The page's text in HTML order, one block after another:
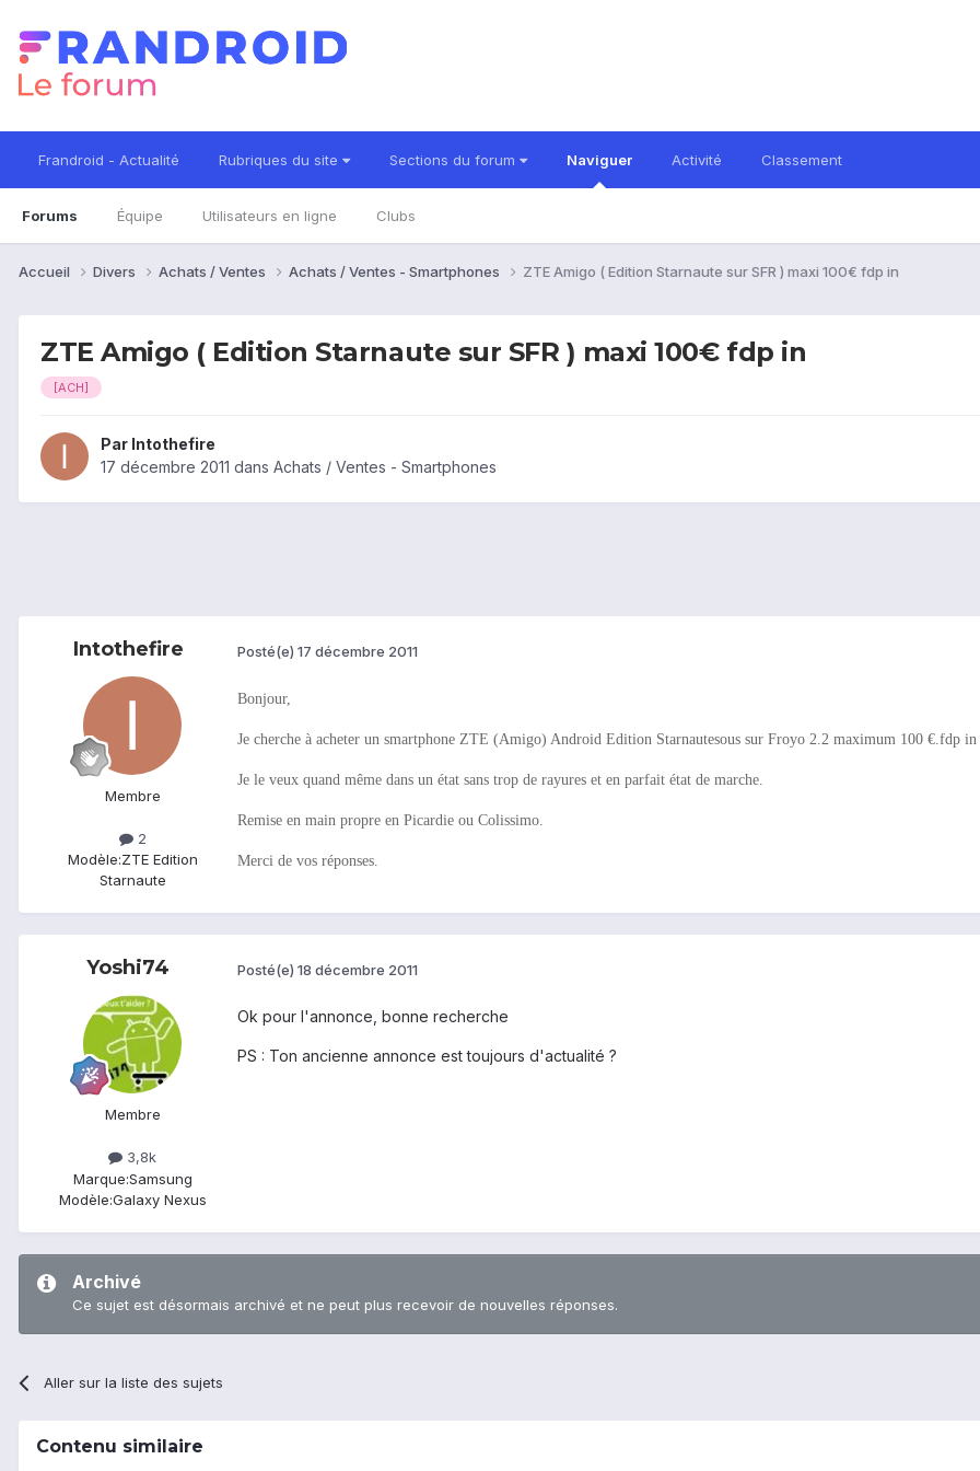
Frandroid - Actualité Rubriques du site Sections du forum Naviguer
Forums Équipe Utilisateurs en ligne Clubs
Activité Classement
Accueil Divers Achats / Ventes Achats / Ventes - Smartphones ZTE Amigo ( Edition Starnaute sur SFR ) maxi 100€ fdp in
ZTE Amigo ( Edition Starnaute sur SFR ) maxi 100€ fdp in
[ACH]
Par Intothefire
17 décembre 2011 dans Achats / Ventes - Smartphones
Intothefire
Membre
2
Modèle:ZTE Edition
Starnaute
Posté(e) 17 décembre 2011
Bonjour,
Je cherche à acheter un smartphone ZTE (Amigo) Android Edition Starnautesous sur Froyo 2.2 maximum 100 €.fdp in
Je le veux quand même dans un état sans trop de rayures et en parfait état de marche.
Remise en main propre en Picardie ou Colissimo.
Merci de vos réponses.
Yoshi74
Membre
3,8k
Marque:Samsung
Modèle:Galaxy Nexus
Posté(e) 18 décembre 2011
Ok pour l'annonce, bonne recherche
PS : Ton ancienne annonce est toujours d'actualité ?
Archivé
Ce sujet est désormais archivé et ne peut plus recevoir de nouvelles réponses.
Aller sur la liste des sujets
Contenu similaire